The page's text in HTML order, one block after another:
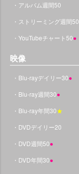
・アルバム週間50
・ストリーミング週間50
・YouTubeチャート50●
映像
・Blu-rayデイリー30●
・Blu-ray週間30●
・Blu-ray年間30★
・DVDデイリー20
・DVD週間50●
・DVD年間30●